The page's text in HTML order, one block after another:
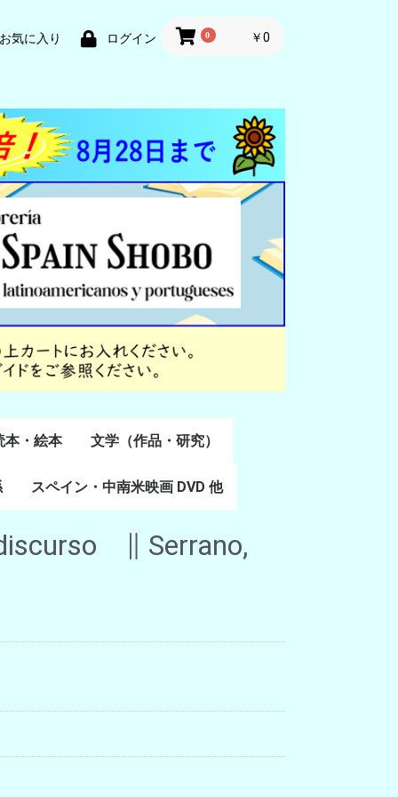
お気に入り ログイン 0 ￥0
本・絵本 文学（作品・研究）
スペイン語文学
ポルトガル語文学
カタルーニャ文学
バスク文学
その他
スペイン・中南米映画 DVD 他
∥ Serrano,